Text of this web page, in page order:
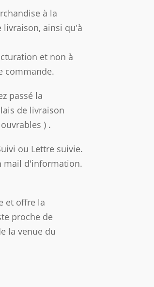
à la
livraison, ainsi qu'à
et non à
commande.
passé la
de livraison
) .
ou Lettre suivie.
mail d'information.
et offre la
proche de
la venue du